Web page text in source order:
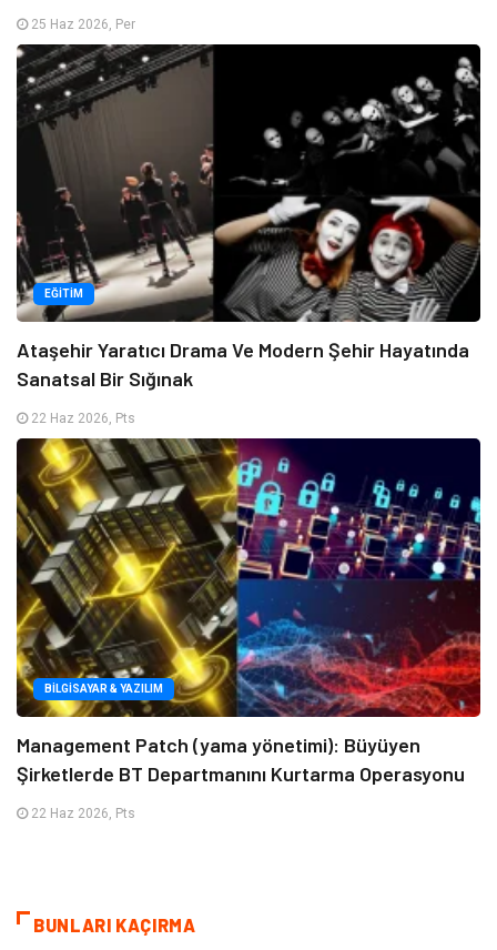
25 Haz 2026, Per
EĞITIM
Ataşehir Yaratıcı Drama Ve Modern Şehir Hayatında
Sanatsal Bir Sığınak
22 Haz 2026, Pts
BILGISAYAR & YAZILIM
Management Patch (yama yönetimi): Büyüyen
Şirketlerde BT Departmanını Kurtarma Operasyonu
22 Haz 2026, Pts
BUNLARI KAÇIRMA